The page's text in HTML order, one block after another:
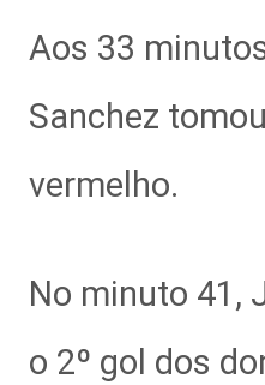
Aos 33
Sanchez
vermelho.
No minuto 41,
o 2º gol dos